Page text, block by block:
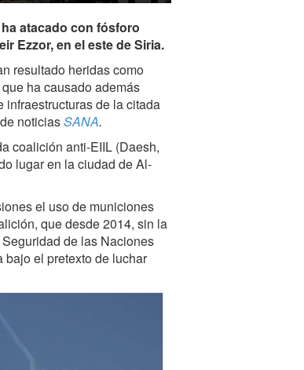
atacado con fósforo
Ezzor, en el este de Siria.
resultado heridas como
ha causado además
de la citada
noticiasSANA.
coalición anti-EIIL (Daesh,
lugar en la ciudad de Al-
el uso de municiones
que desde 2014, sin la
de las Naciones
el pretexto de luchar